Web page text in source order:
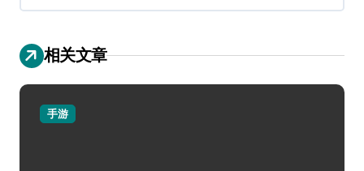
相关文章
手游